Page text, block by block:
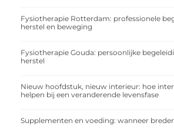
Fysiotherapie Rotterdam: professionele
herstel en beweging
Fysiotherapie Gouda: persoonlijke
herstel
Nieuw hoofdstuk, nieuw interieur: hoe
helpen bij een veranderende levensfase
Supplementen en voeding: wanneer